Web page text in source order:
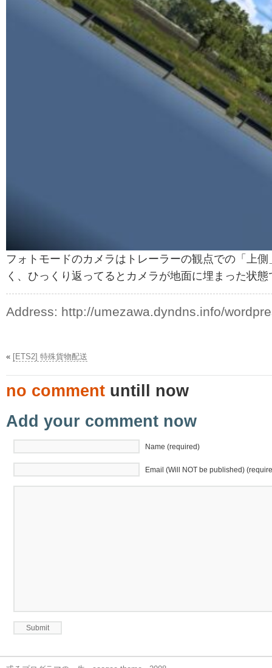
フォトモードのカメラはトレーラーの観点での「上
く、ひっくり返ってるとカメラが地面に埋まった状
Address: http://umezawa.dyndns.info/
« [ETS2] 特殊貨物配送
no comment untill now
Add your comment now
Name (required)
Email (Will NOT be published)